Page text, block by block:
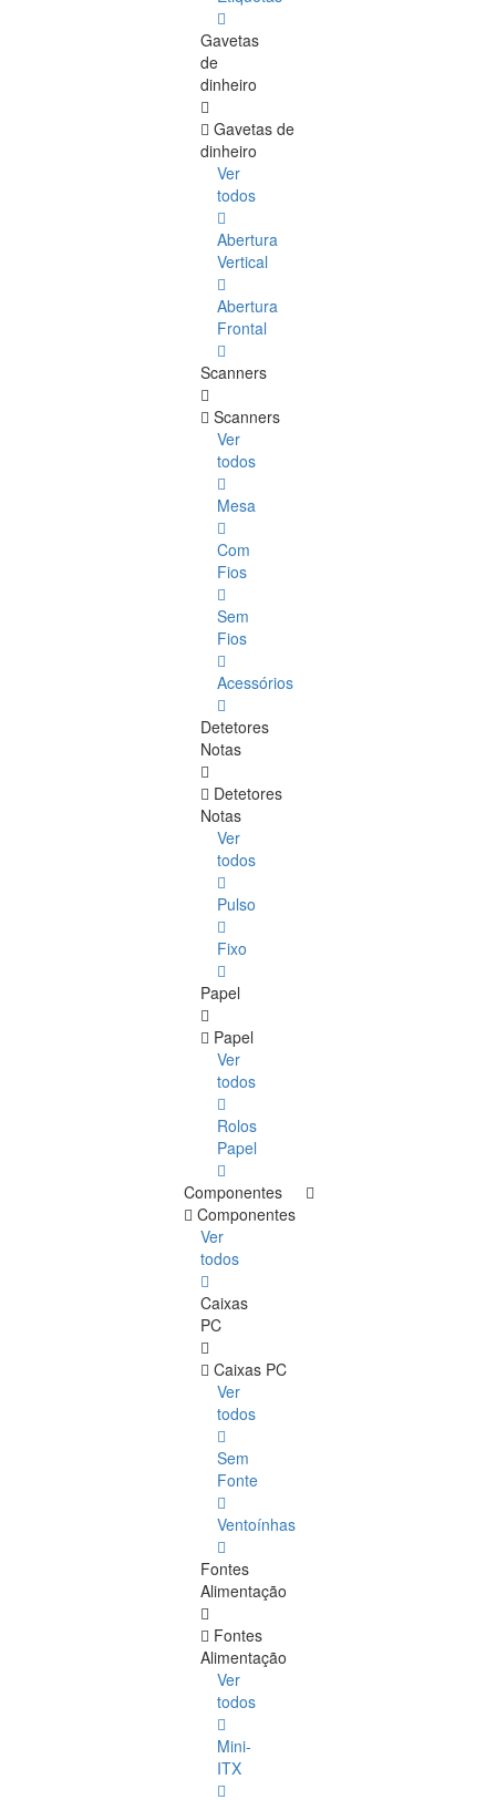
Gavetas
de
dinheiro
Gavetas de
dinheiro
Ver
todos
Abertura
Vertical
Abertura
Frontal
Scanners
Scanners
Ver
todos
Mesa
Com
Fios
Sem
Fios
Acessórios
Detetores
Notas
Detetores
Notas
Ver
todos
Pulso
Fixo
Papel
Papel
Ver
todos
Rolos
Papel
Componentes
Componentes
Ver
todos
Caixas
PC
Caixas PC
Ver
todos
Sem
Fonte
Ventoínhas
Fontes
Alimentação
Fontes
Alimentação
Ver
todos
Mini-
ITX